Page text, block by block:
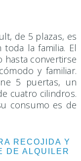
de 5 plazas, es
la familia. El
hasta convertirse
y familiar.
5 puertas, un
cuatro cilindros.
consumo es de
RECOJIDA Y
DE ALQUILER